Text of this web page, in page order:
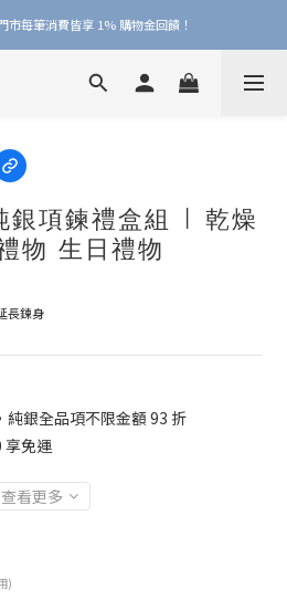
市每筆消費皆享 1% 購物金回饋！
市每筆消費皆享 1% 購物金回饋！
& 折抵購物金，再送 $50 入會禮
銀項鍊禮盒組 | 乾燥
物 生日禮物
長鍊身
純銀全品項不限金額 93 折
享免運
查看更多
)